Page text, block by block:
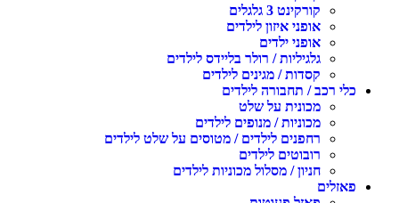
קורקינט 3 גלגלים
אופני איזון לילדים
אופני ילדים
גלגיליות / רולר בליידס לילדים
קסדות / מגינים לילדים
כלי רכב / תחבורה לילדים
מכונית על שלט
מכוניות / מנופים לילדים
רחפנים לילדים / מטוסים על שלט לילדים
רובוטים לילדים
חניון / מסלול מכוניות לילדים
פאזלים